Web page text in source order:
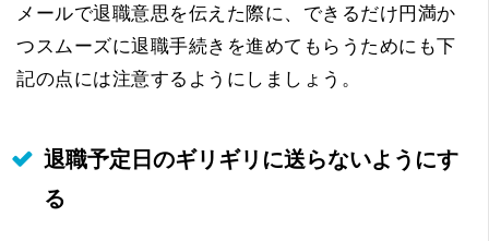
メールで退職意思を伝えた際に、できるだけ円満か
つスムーズに退職手続きを進めてもらうためにも下
記の点には注意するようにしましょう。
退職予定日のギリギリに送らないようにす
る